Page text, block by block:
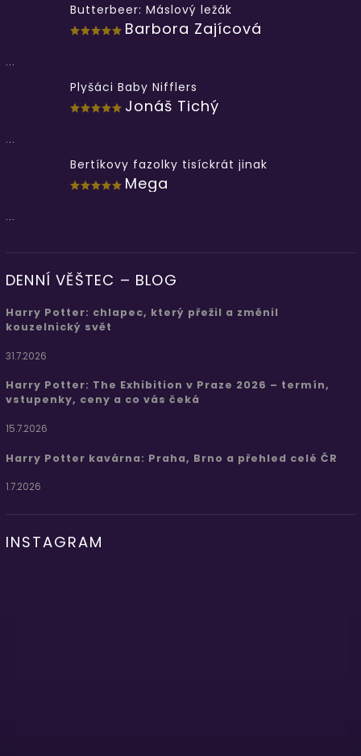
Butterbeer: Máslový ležák
Barbora Zajícová
...
Plyšáci Baby Nifflers
Jonáš Tichý
...
Bertíkovy fazolky tisíckrát jinak
Mega
...
DENNÍ VĚŠTEC – BLOG
Harry Potter: chlapec, který přežil a změnil
kouzelnický svět
31.7.2026
Harry Potter: The Exhibition v Praze 2026 – termín,
vstupenky, ceny a co vás čeká
15.7.2026
Harry Potter kavárna: Praha, Brno a přehled celé ČR
1.7.2026
INSTAGRAM